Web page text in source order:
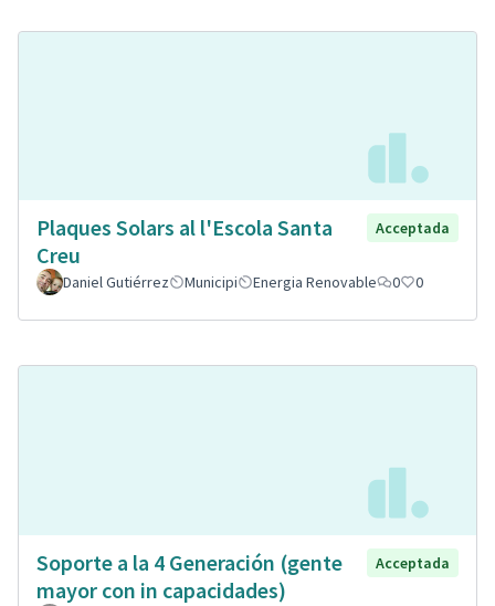
Plaques Solars al l'Escola Santa
Creu
Acceptada
Daniel Gutiérrez Municipi Energia Renovable 0 0
Soporte a la 4 Generación (gente
mayor con in capacidades)
Acceptada